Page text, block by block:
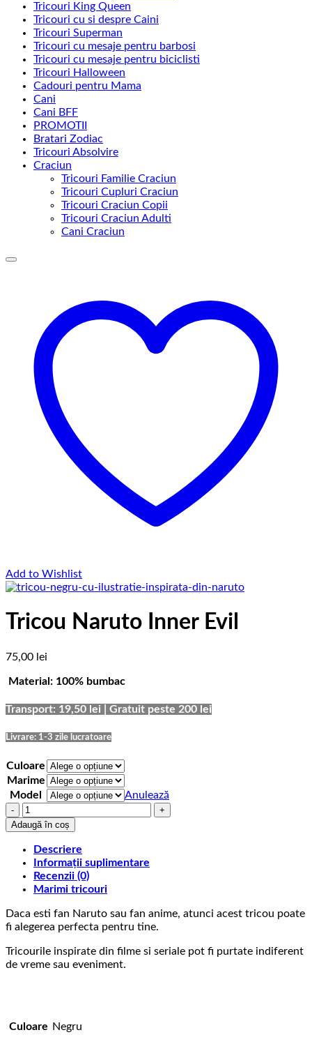
Tricouri King Queen
Tricouri cu si despre Caini
Tricouri Superman
Tricouri cu mesaje pentru barbosi
Tricouri cu mesaje pentru biciclisti
Tricouri Halloween
Cadouri pentru Mama
Cani
Cani BFF
PROMOTII
Bratari Zodiac
Tricouri Absolvire
Craciun
Tricouri Familie Craciun
Tricouri Cupluri Craciun
Tricouri Craciun Copii
Tricouri Craciun Adulti
Cani Craciun
Add to Wishlist
Tricou Naruto Inner Evil
75,00 lei
Material: 100% bumbac
Transport: 19,50 lei | Gratuit peste 200 lei
Livrare: 1-3 zile lucratoare
Culoare
Marime
Model
Anulează
Cantitate
Tricou
Naruto
Inner
Evil
Adaugă în coș
Descriere
Informații suplimentare
Recenzii (0)
Marimi tricouri
Daca esti fan Naruto sau fan anime, atunci acest tricou poate
fi alegerea perfecta pentru tine.
Tricourile inspirate din filme si seriale pot fi purtate indiferent
de vreme sau eveniment.
Culoare Negru